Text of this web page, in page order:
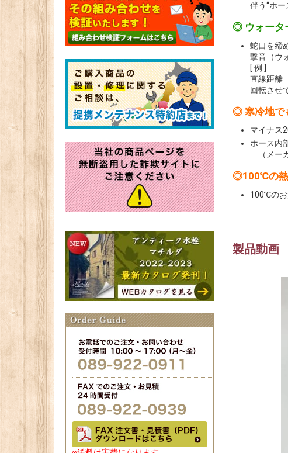
伴う“ホ
◎ ウォータ
蛇口を締
撃音（ウ
[ 例 ]
直線距離
回転させ
◎ 寒冷地で
マイナス
ホース内
（メー
◎100℃の熱
100℃のお
製品動画